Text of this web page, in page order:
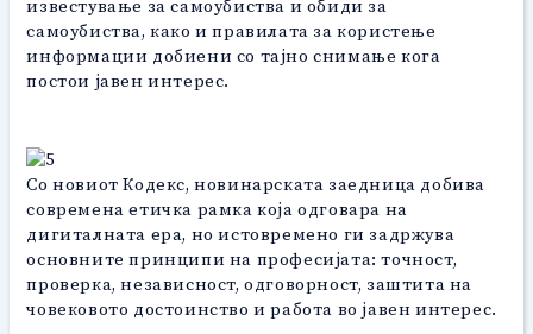
известување за самоубиства и обиди за
самоубиства, како и правилата за користење
информации добиени со тајно снимање кога
постои јавен интерес.
Со новиот Кодекс, новинарската заедница добива
современа етичка рамка која одговара на
дигиталната ера, но истовремено ги задржува
основните принципи на професијата: точност,
проверка, независност, одговорност, заштита на
човековото достоинство и работа во јавен интерес.